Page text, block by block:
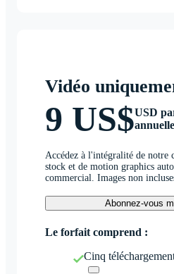
Vidéo
9 US$USD
Accédez à l'intégralité de notre
stock et de motion graphics
commercial. Images non
Abonnez-vous
Le forfait comprend :
Cinq